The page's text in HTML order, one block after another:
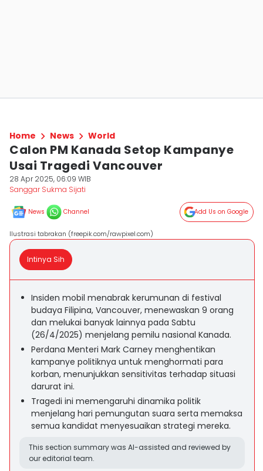
Home News World
Calon PM Kanada Setop Kampanye
Usai Tragedi Vancouver
28 Apr 2025, 06:09 WIB
Sanggar Sukma Sijati
News Channel Add Us on Google
Ilustrasi tabrakan (freepik.com/rawpixel.com)
Intinya Sih
Insiden mobil menabrak kerumunan di festival
budaya Filipina, Vancouver, menewaskan 9 orang
dan melukai banyak lainnya pada Sabtu
(26/4/2025) menjelang pemilu nasional Kanada.
Perdana Menteri Mark Carney menghentikan
kampanye politiknya untuk menghormati para
korban, menunjukkan sensitivitas terhadap situasi
darurat ini.
Tragedi ini memengaruhi dinamika politik
menjelang hari pemungutan suara serta memaksa
semua kandidat menyesuaikan strategi mereka.
This section summary was AI-assisted and reviewed by
our editorial team.